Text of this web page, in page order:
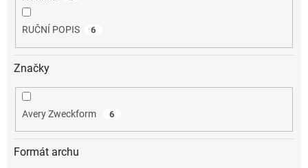
RUČNÍ POPIS 6
Značky
Avery Zweckform 6
Formát archu